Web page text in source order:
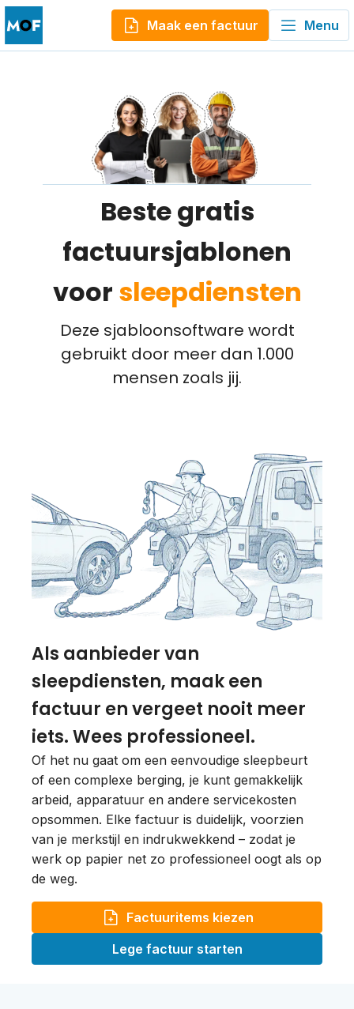
Maak een factuur Menu
Beste gratis
factuursjablonen
voor sleepdiensten
Deze sjabloonsoftware wordt
gebruikt door meer dan 1.000
mensen zoals jij.
Als aanbieder van
sleepdiensten, maak een
factuur en vergeet nooit meer
iets. Wees professioneel.
Of het nu gaat om een eenvoudige sleepbeurt
of een complexe berging, je kunt gemakkelijk
arbeid, apparatuur en andere servicekosten
opsommen. Elke factuur is duidelijk, voorzien
van je merkstijl en indrukwekkend – zodat je
werk op papier net zo professioneel oogt als op
de weg.
Factuuritems kiezen
Lege factuur starten